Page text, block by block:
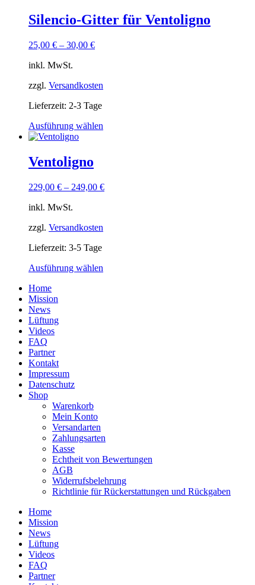
mehrere
Varianten
der
Silencio-Gitter für Ventoligno
25,00 € – 30,00 €
inkl. MwSt.
zzgl. Versandkosten
Lieferzeit: 2-3 Tage
Ausführung wählen
Die
der
Ventoligno
229,00 € – 249,00 €
inkl. MwSt.
zzgl. Versandkosten
Lieferzeit: 3-5 Tage
Ausführung wählen
Home
Mission
News
Lüftung
Videos
FAQ
Partner
Kontakt
Impressum
Datenschutz
Shop
Warenkorb
Mein Konto
Versandarten
Zahlungsarten
Kasse
Echtheit von Bewertungen
AGB
Widerrufsbelehrung
Richtlinie für Rückerstattungen und Rückgaben
Home
Mission
News
Lüftung
Videos
FAQ
Partner